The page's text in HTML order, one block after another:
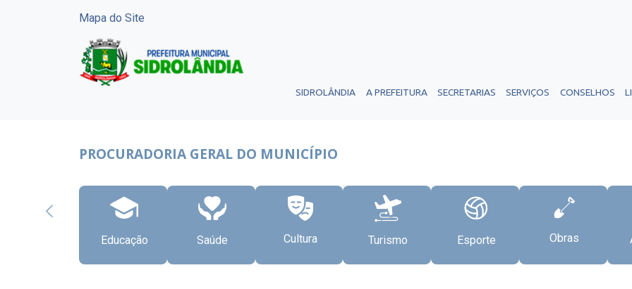
Mapa do Site
SIDROLÂNDIA A PREFEITURA SECRETARIAS SERVIÇOS CONSELHOS
PROCURADORIA GERAL DO MUNICÍPIO
Educação Saúde Cultura Turismo Esporte Obras